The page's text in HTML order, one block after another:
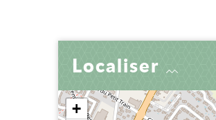
par e-mail
Localiser
+